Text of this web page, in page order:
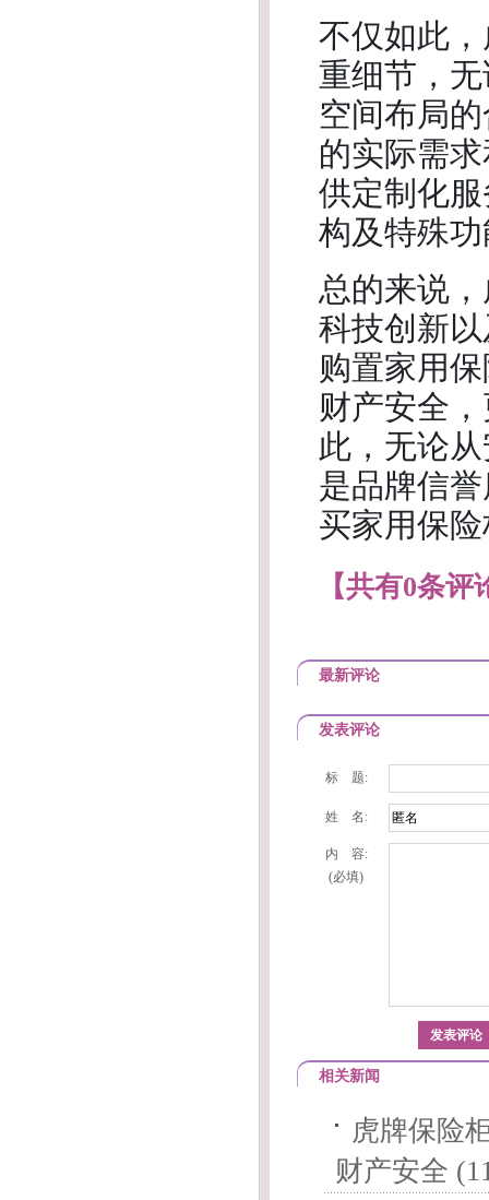
不仅如此
重细节，
空间布局
的实际需
供定制化
构及特殊
总的来说
科技创新
购置家用
财产安全
此，无论
是品牌信
买家用保
【共有0条评
最新评论
发表评论
标 题:
姓 名:
内 容:
(必填)
相关新闻
虎牌保险
财产安全